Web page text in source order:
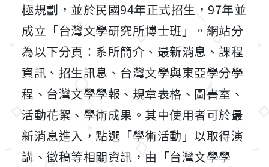
極規劃，並於民國94年正式招生，97年並
成立「台灣文學研究所博士班」。網站分
為以下分頁：系所簡介、最新消息、課程
資訊、招生訊息、台灣文學與東亞學分學
程、台灣文學學報、規章表格、圖書室、
活動花絮、學術成果。其中使用者可於最
新消息進入，點選「學術活動」以取得演
講、徵稿等相關資訊，由「台灣文學學